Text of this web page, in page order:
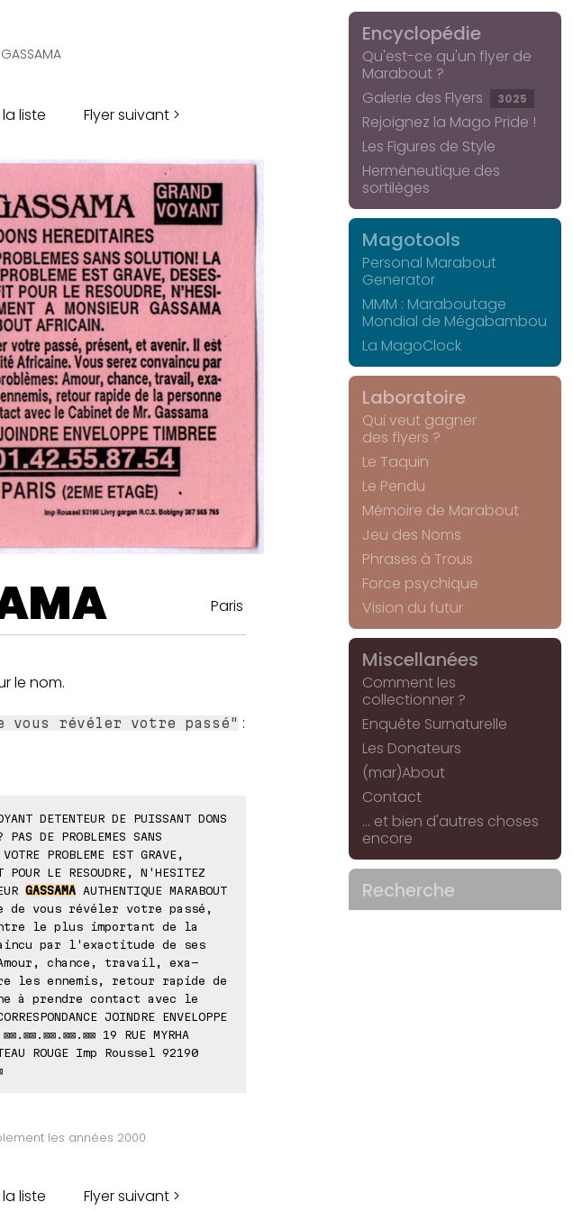
liste Flyer suivant >
Paris
le nom.
vous révéler votre passé" :
DETENTEUR DE PUISSANT DONS
DE PROBLEMES SANS
PROBLEME EST GRAVE,
POUR LE RESOUDRE, N'HESITEZ
GASSAMAAUTHENTIQUE MARABOUT
vous révéler votre passé,
le plus important de la
par l'exactitude de ses
chance, travail, exa-
les ennemis, retour rapide de
à prendre contact avec le
JOINDRE ENVELOPPE
19 RUE MYRHA
ROUGE Imp Roussel 92190
les années 2000
liste Flyer suivant >
Encyclopédie
Qu'est-ce qu'un flyer de
Marabout ?
Galerie des Flyers
3025
Rejoignez la Mago Pride !
Les Figures de Style
Herméneutique des
sortilèges
Magotools
Personal Marabout
Generator
MMM : Maraboutage
Mondial de Mégabambou
La MagoClock
Laboratoire
Qui veut gagner
des flyers ?
Le Taquin
Le Pendu
Mémoire de Marabout
Jeu des Noms
Phrases à Trous
Force psychique
Vision du futur
Miscellanées
Comment les
collectionner ?
Enquête Surnaturelle
Les Donateurs
(mar)About
Contact
... et bien d'autres choses
encore
Recherche